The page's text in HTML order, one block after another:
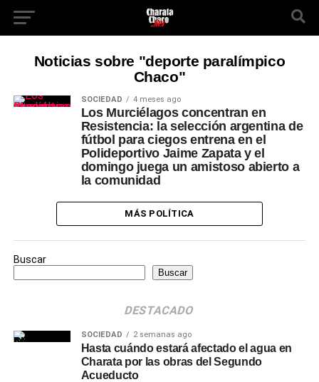
Noticias sobre "deporte paralímpico
Chaco"
SOCIEDAD 4 meses ago
Los Murciélagos concentran en
Resistencia: la selección argentina de
fútbol para ciegos entrena en el
Polideportivo Jaime Zapata y el
domingo juega un amistoso abierto a
la comunidad
MÁS POLÍTICA
Buscar
Buscar
DESTACADO
SOCIEDAD 2 semanas ago
Hasta cuándo estará afectado el agua en
Charata por las obras del Segundo
Acueducto